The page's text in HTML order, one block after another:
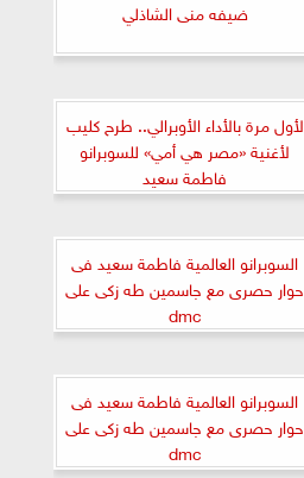
ضيفه منى الشاذلي
لأول مرة بالأداء الأوبرالي.. طرح كليب
لأغنية «مصر هي أمي» للسوبرانو
فاطمة سعيد
السوبرانو العالمية فاطمة سعيد فى
حوار حصرى مع جاسمين طه زكى على
dmc
السوبرانو العالمية فاطمة سعيد فى
حوار حصرى مع جاسمين طه زكى على
dmc